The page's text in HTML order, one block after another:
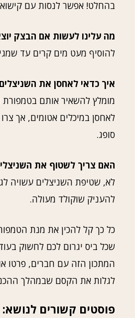
בהחלט! אפשר לנסות עם
מה עלינו לעשות אם הבצק
להוסיף מעט מים קרים עד
איך כדאי לאחסן את השניצלים
מומלץ להשאיר אותם
לאחסן במיכלים אטומים, אך
סופג.
האם צריך לשטוף את
לא, שטיפת השניצלים עשויה
להעניק שוקולד מעולה.
כל כך קל להכין את מנת
שכל ביס יגרום לכם לחשוק
המתכון הזה עם חברים, פרטו
לגלות את הקסם שבמהלך
פוסטים קשורים לנושא: